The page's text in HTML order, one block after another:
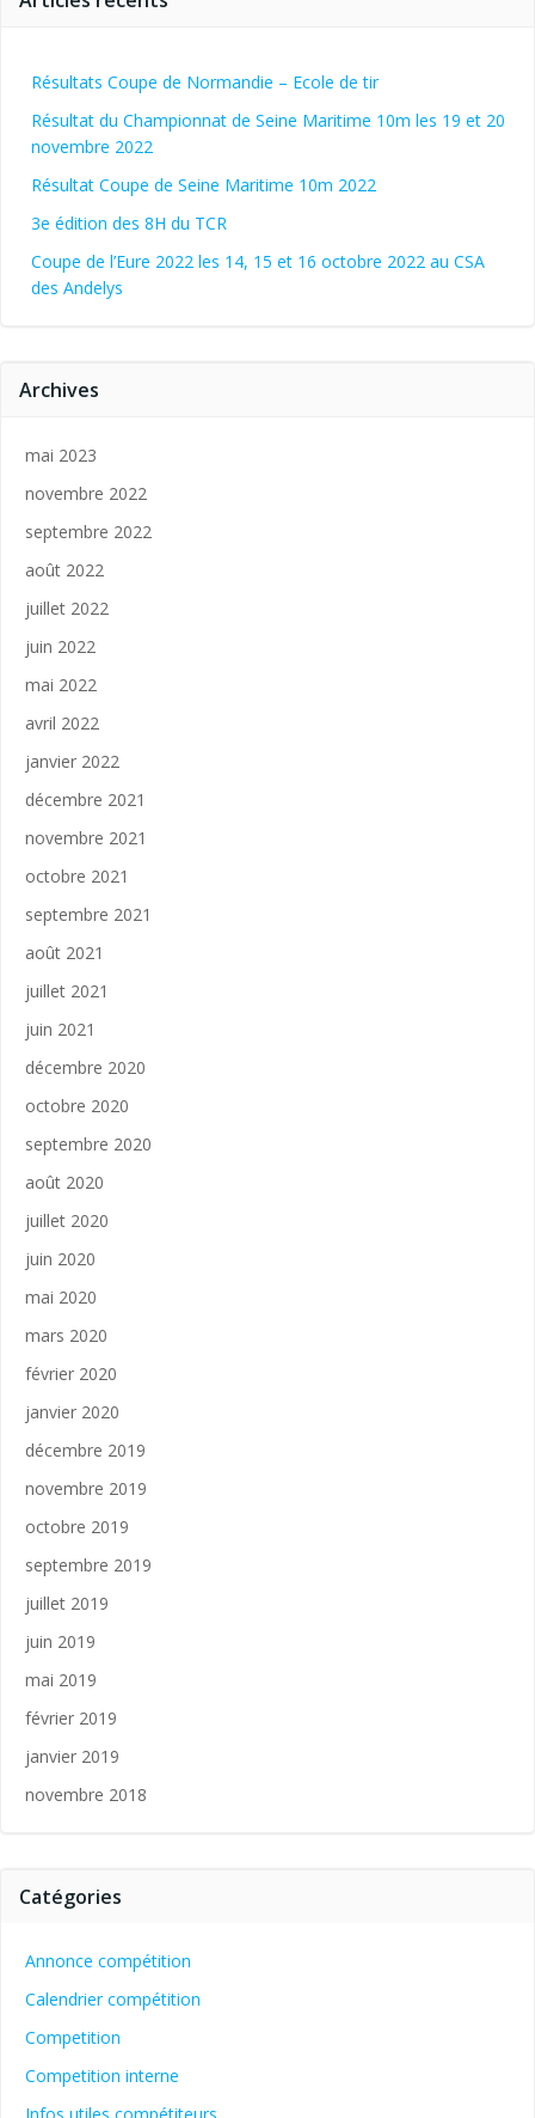
Résultats Coupe de Normandie – Ecole de tir
Résultat du Championnat de Seine Maritime 10m les 19 et 20
novembre 2022
Résultat Coupe de Seine Maritime 10m 2022
3e édition des 8H du TCR
Coupe de l’Eure 2022 les 14, 15 et 16 octobre 2022 au CSA
des Andelys
Archives
mai 2023
novembre 2022
septembre 2022
août 2022
juillet 2022
juin 2022
mai 2022
avril 2022
janvier 2022
décembre 2021
novembre 2021
octobre 2021
septembre 2021
août 2021
juillet 2021
juin 2021
décembre 2020
octobre 2020
septembre 2020
août 2020
juillet 2020
juin 2020
mai 2020
mars 2020
février 2020
janvier 2020
décembre 2019
novembre 2019
octobre 2019
septembre 2019
juillet 2019
juin 2019
mai 2019
février 2019
janvier 2019
novembre 2018
Catégories
Annonce compétition
Calendrier compétition
Competition
Competition interne